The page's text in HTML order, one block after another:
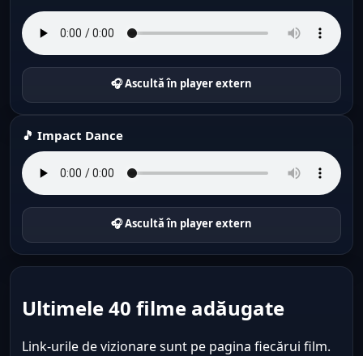
🎧 Ascultă în player extern
🎵 Impact Dance
🎧 Ascultă în player extern
Ultimele 40 filme adăugate
Link-urile de vizionare sunt pe pagina fiecărui film.